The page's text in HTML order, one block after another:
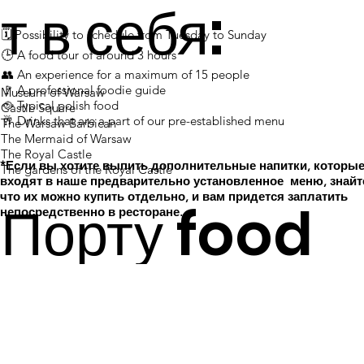
🗓 Possibility to schedule from Tuesday to Sunday
​​​​​​​​​​​​​​​​​​​​​​🕒 A food tour of around 3 hours
​​​​​​​​​​​​​​​​​​​​​​👥 An experience for a maximum of 15 people
​​​​​​​​​​​​​​​​​​​​​​​​🚩 A professional foodie guide
​​​​​​​​​​​​​​​​​​🥘 Typical polish food
​​​​​​​​​​​​🥂 Drinks that are a part of our pre-established menu
*Если вы хотите выпить дополнительные напитки,
входят в наше предварительно установленное меню,
что их можно купить отдельно, и вам придется заплатить
непосредственно в ресторане. .
т в себя:
Museum of Warsaw
Castle Square
The Warsaw Barbican
The Mermaid of Warsaw
The Royal Castle
The gardens of the Royal Castle​​​​​​​​​​​​​​​​​​​​​​
Порту food